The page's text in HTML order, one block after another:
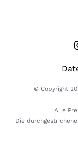
© Copyright
Alle
Die